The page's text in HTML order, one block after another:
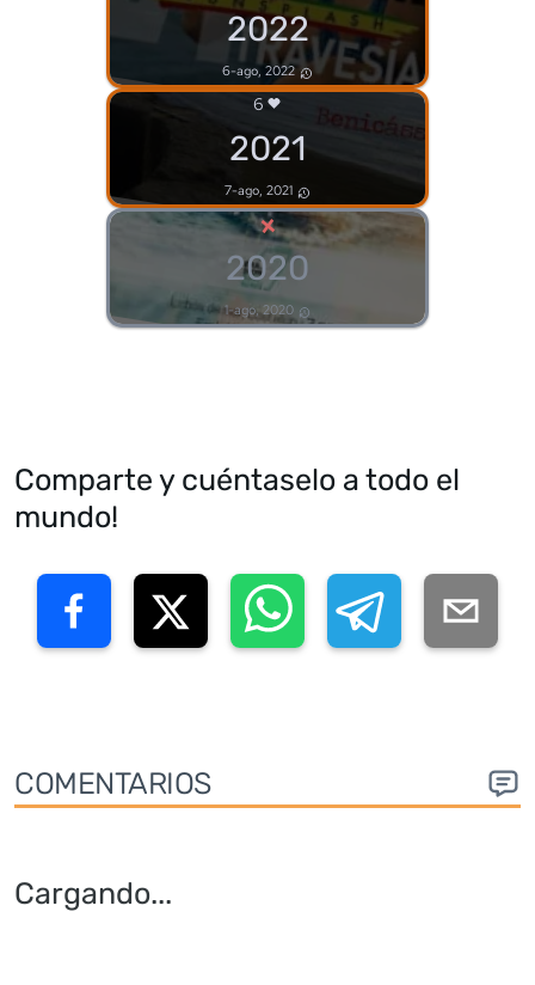
2022
6-ago, 2022
6
2021
7-ago, 2021
×
2020
1-ago, 2020
Comparte y cuéntaselo a todo el
mundo!
COMENTARIOS
Cargando...